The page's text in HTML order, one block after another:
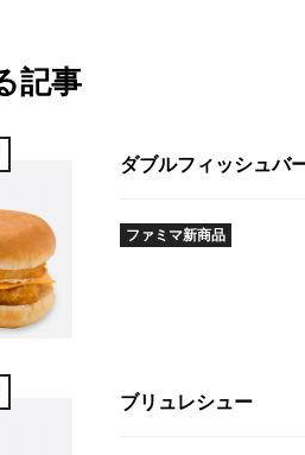
記事
ダブルフィッシュバ
ファミマ新商品
ブリュレシュー